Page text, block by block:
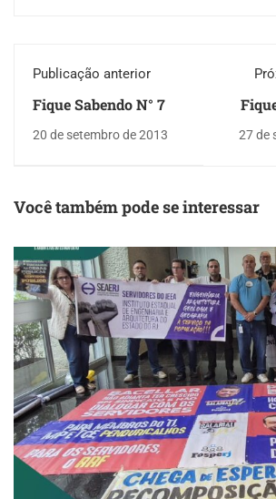
Publicação anterior
Fique Sabendo N° 7
20 de setembro de 2013 27 de
Você também pode se interessar